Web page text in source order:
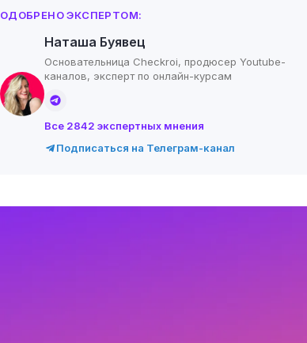
ОДОБРЕНО ЭКСПЕРТОМ:
Наташа Буявец
Основательница Checkroi, продюсер Youtube-
каналов, эксперт по онлайн-курсам
Все 2842 экспертных мнения
Подписаться на Телеграм-канал